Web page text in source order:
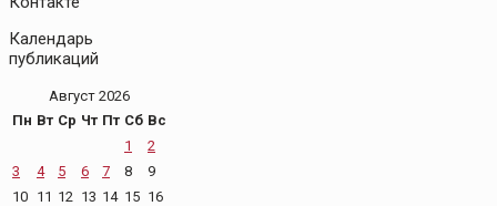
Календарь
публикаций
Август 2026
Пн Вт Ср Чт Пт Сб Вс
1
2
3
4 5 6 7 8
9
10 11 12 13 14 15 16